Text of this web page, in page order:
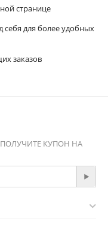
странице
себя для более удобных
заказов
КУПОН НА